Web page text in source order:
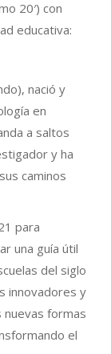
20′) con
educativa:
nació y
en
a saltos
y ha
caminos
para
una guía útil
del siglo
innovadores y
nuevas formas
el